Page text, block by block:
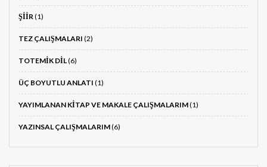
ŞIIR(1)
TEZ ÇALIŞMALARI (2)
TOTEMIK DIL(6)
ÜÇ BOYUTLU ANLATI (1)
YAYIMLANAN KITAP VE MAKALE ÇALIŞMALARIM(1)
YAZINSAL ÇALIŞMALARIM(6)